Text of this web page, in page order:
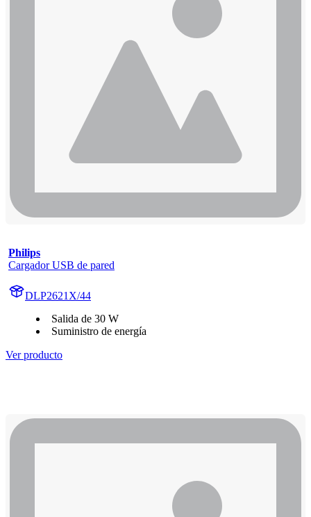
Philips
Cargador USB de pared
DLP2621X/44
Salida de 30 W
Suministro de energía
Ver producto